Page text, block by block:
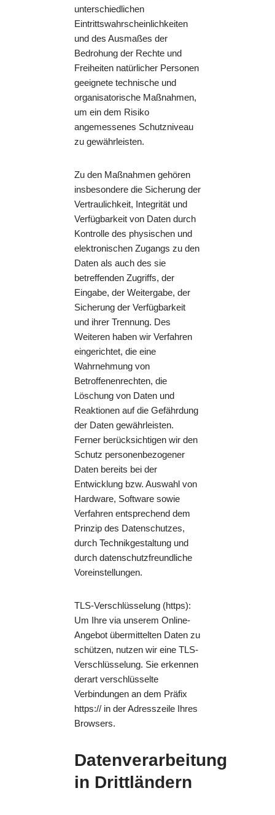
unterschiedlichen
Eintrittswahrscheinlichkeiten
und des Ausmaßes der
Bedrohung der Rechte und
Freiheiten natürlicher Personen
geeignete technische und
organisatorische Maßnahmen,
um ein dem Risiko
angemessenes Schutzniveau
zu gewährleisten.
Zu den Maßnahmen gehören
insbesondere die Sicherung der
Vertraulichkeit, Integrität und
Verfügbarkeit von Daten durch
Kontrolle des physischen und
elektronischen Zugangs zu den
Daten als auch des sie
betreffenden Zugriffs, der
Eingabe, der Weitergabe, der
Sicherung der Verfügbarkeit
und ihrer Trennung. Des
Weiteren haben wir Verfahren
eingerichtet, die eine
Wahrnehmung von
Betroffenenrechten, die
Löschung von Daten und
Reaktionen auf die Gefährdung
der Daten gewährleisten.
Ferner berücksichtigen wir den
Schutz personenbezogener
Daten bereits bei der
Entwicklung bzw. Auswahl von
Hardware, Software sowie
Verfahren entsprechend dem
Prinzip des Datenschutzes,
durch Technikgestaltung und
durch datenschutzfreundliche
Voreinstellungen.
TLS-Verschlüsselung (https):
Um Ihre via unserem Online-
Angebot übermittelten Daten zu
schützen, nutzen wir eine TLS-
Verschlüsselung. Sie erkennen
derart verschlüsselte
Verbindungen an dem Präfix
https:// in der Adresszeile Ihres
Browsers.
Datenverarbeitung
in Drittländern